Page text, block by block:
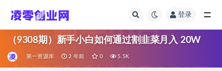
登录
（9308期）新手小白如何通过割韭菜月入 20W
第一资源库 2 年前 0 5.5K